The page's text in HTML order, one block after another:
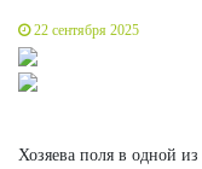
22 сентября 2025
Хозяева поля в одной